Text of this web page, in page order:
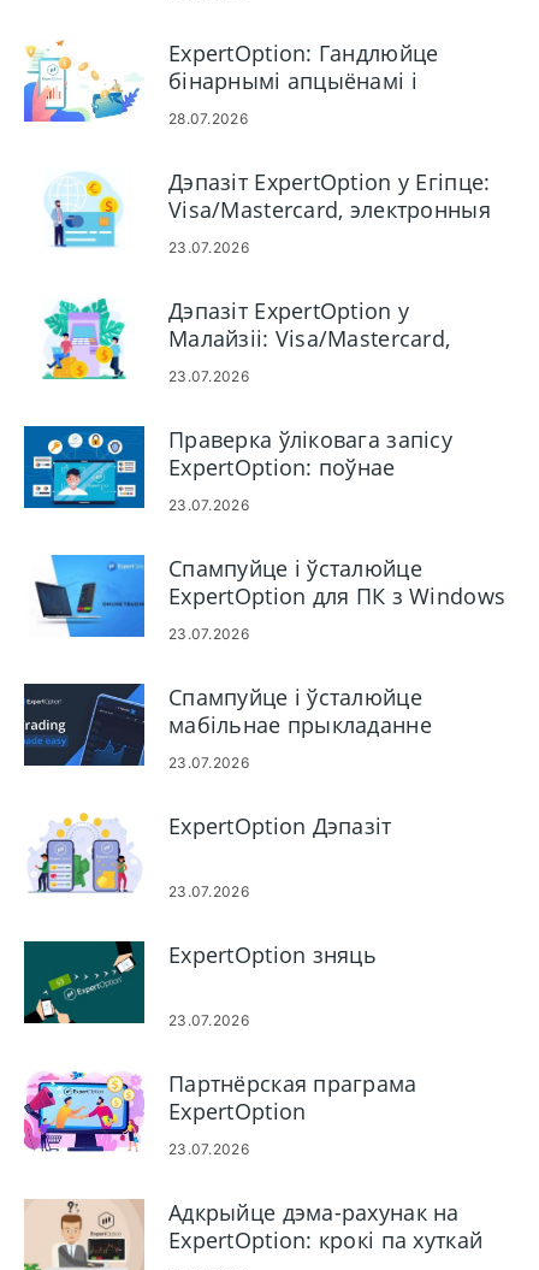
ExpertOption: Гандлюйце
бінарнымі апцыёнамі і
здымайце грошы
28.07.2026
Дэпазіт ExpertOption у Егіпце:
Visa/Mastercard, электронныя
плацяжы і крыпта
23.07.2026
Дэпазіт ExpertOption у
Малайзіі: Visa/Mastercard,
E‑Payments і Crypto
23.07.2026
Праверка ўліковага запісу
ExpertOption: поўнае
пакрокавае кіраўніцтва па
23.07.2026
Спампуйце і ўсталюйце
ExpertOption для ПК з Windows
і macOS
23.07.2026
Спампуйце і ўсталюйце
мабільнае прыкладанне
ExpertOption для Android і iOS
23.07.2026
ExpertOption Дэпазіт
23.07.2026
ExpertOption зняць
23.07.2026
Партнёрская праграма
ExpertOption
23.07.2026
Адкрыйце дэма-рахунак на
ExpertOption: крокі па хуткай